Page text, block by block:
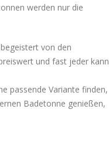
werden nur die
von den
und fast jeder kann
passende Variante finden,
Badetonne genießen,